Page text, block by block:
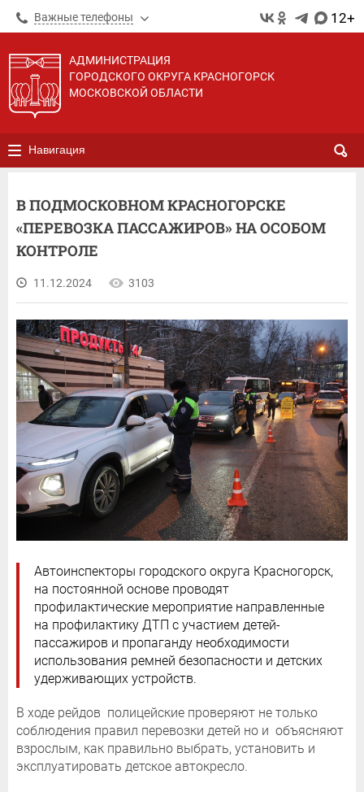
Важные телефоны 12+
АДМИНИСТРАЦИЯ
ГОРОДСКОГО ОКРУГА КРАСНОГОРСК
МОСКОВСКОЙ ОБЛАСТИ
Навигация
В ПОДМОСКОВНОМ КРАСНОГОРСКЕ
«ПЕРЕВОЗКА ПАССАЖИРОВ» НА ОСОБОМ
КОНТРОЛЕ
11.12.2024 3103
Автоинспекторы городского округа Красногорск,
на постоянной основе проводят
профилактические мероприятие направленные
на профилактику ДТП с участием детей-
пассажиров и пропаганду необходимости
использования ремней безопасности и детских
удерживающих устройств.
В ходе рейдов полицейские проверяют не только
соблюдения правил перевозки детей но и объясняют
взрослым, как правильно выбрать, установить и
эксплуатировать детское автокресло.